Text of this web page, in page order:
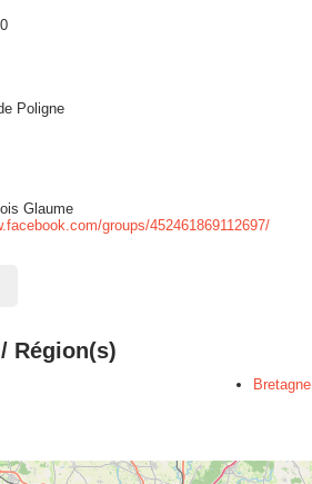
Poligne
Glaume
groups/452461869112697/
Région(s)
Bretagne